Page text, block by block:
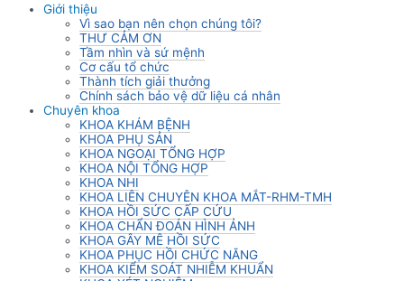
Giới thiệu
Vì sao bạn nên chọn chúng tôi?
THƯ CẢM ƠN
Tầm nhìn và sứ mệnh
Cơ cấu tổ chức
Thành tích giải thưởng
Chính sách bảo vệ dữ liệu cá nhân
Chuyên khoa
KHOA KHÁM BỆNH
KHOA PHỤ SẢN
KHOA NGOẠI TỔNG HỢP
KHOA NỘI TỔNG HỢP
KHOA NHI
KHOA LIÊN CHUYÊN KHOA MẮT-RHM-TMH
KHOA HỒI SỨC CẤP CỨU
KHOA CHẨN ĐOÁN HÌNH ẢNH
KHOA GÂY MÊ HỒI SỨC
KHOA PHỤC HỒI CHỨC NĂNG
KHOA KIỂM SOÁT NHIỄM KHUẨN